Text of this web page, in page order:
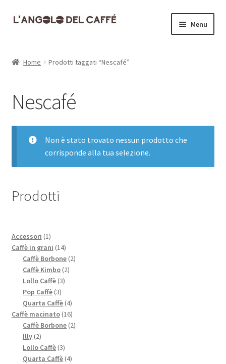
Vai
Vai
Menu
Cassa
Contatti
Dove siamo
Marchi
Shop
Home Prodotti taggati “Nescafé”
Nescafé
Non è stato trovato nessun prodotto che
corrisponde alla tua selezione.
Prodotti
Accessori 11
prodotto
Caffè in grani 1414
prodotti
Caffè Borbone 22
Caffè Kimbo 22
Lollo Caffè 33
Pop Caffè 33
prodotti
Quarta Caffè 44
prodotti
Caffè macinato 1616
prodotti
Caffè Borbone 22
Illy 22
prodotti
Lollo Caffè 33
prodotti
Quarta Caffè 44